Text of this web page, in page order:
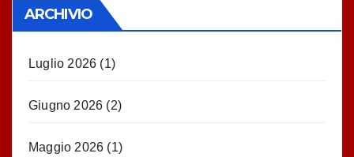
ARCHIVIO
Luglio 2026 (1)
Giugno 2026 (2)
Maggio 2026 (1)